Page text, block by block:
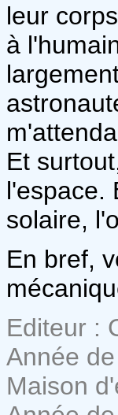
leur
à
Et
l'espace.
solaire,
En bref,
Editeur :
Année
Maison